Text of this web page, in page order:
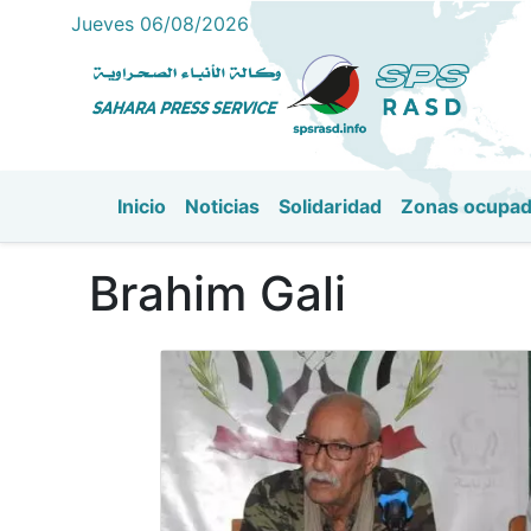
Jueves 06/08/2026
Inicio Noticias Solidaridad Zonas
Brahim Gali